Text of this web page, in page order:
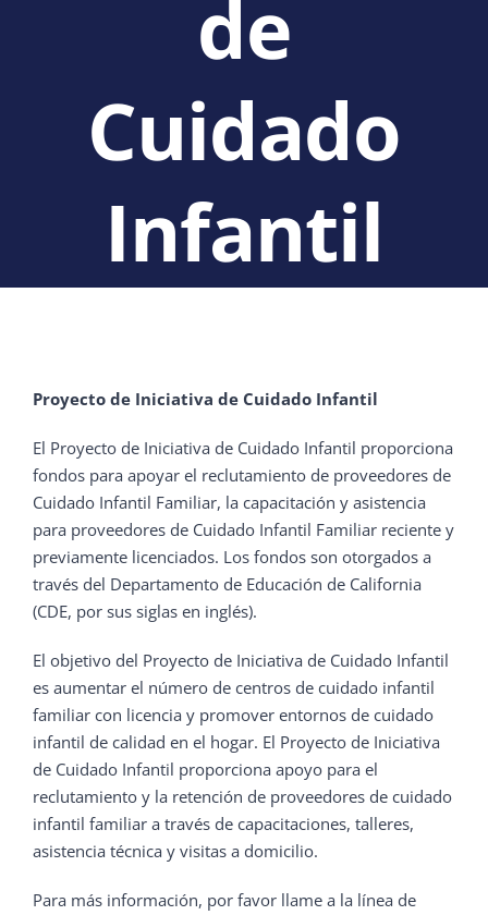
de
Cuidado
Infantil
Proyecto de Iniciativa de Cuidado Infantil
El Proyecto de Iniciativa de Cuidado Infantil proporciona
fondos para apoyar el reclutamiento de proveedores de
Cuidado Infantil Familiar, la capacitación y asistencia
para proveedores de Cuidado Infantil Familiar reciente y
previamente licenciados. Los fondos son otorgados a
través del Departamento de Educación de California
(CDE, por sus siglas en inglés).
El objetivo del Proyecto de Iniciativa de Cuidado Infantil
es aumentar el número de centros de cuidado infantil
familiar con licencia y promover entornos de cuidado
infantil de calidad en el hogar. El Proyecto de Iniciativa
de Cuidado Infantil proporciona apoyo para el
reclutamiento y la retención de proveedores de cuidado
infantil familiar a través de capacitaciones, talleres,
asistencia técnica y visitas a domicilio.
Para más información, por favor llame a la línea de